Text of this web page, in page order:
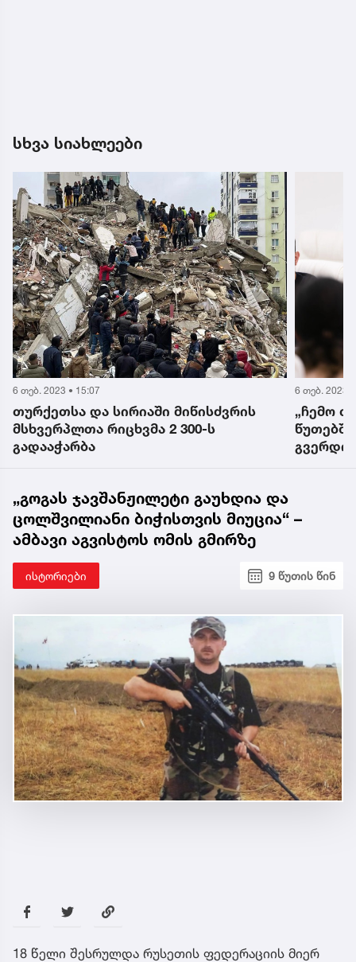
სხვა სიახლეები
6 თებ. 2023 • 15:07
თურქეთსა და სირიაში მიწისძვრის
მსხვერპლთა რიცხვმა 2 300-ს
გადააჭარბა
6 თებ. 2023
„ჩემო
„გოგას ჯავშანჟილეტი გაუხდია და
ცოლშვილიანი ბიჭისთვის მიუცია“ –
ამბავი აგვისტოს ომის გმირზე
ისტორიები 9 წუთის წინ
18 წელი შესრულდა რუსეთის ფედერაციის მიერ